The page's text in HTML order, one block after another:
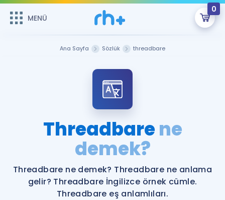
MENÜ
0
Şifremi Hatırlamıyorum
Sepetin Şu An Boş.
Remzi Hoca ile seni sınava hazırlayacak onlarca eğitim seni
bekliyor!
MENÜ
Katılımcı Görüşleri
Faydalı Araçlar
Ücretsiz Kaynaklar
İngilizce Gramer
Ana Sayfa Sözlük threadbare
Threadbarene
demek?
Threadbare ne demek? Threadbare ne anlama
gelir? Threadbare İngilizce örnek cümle.
Threadbare eş anlamlıları.